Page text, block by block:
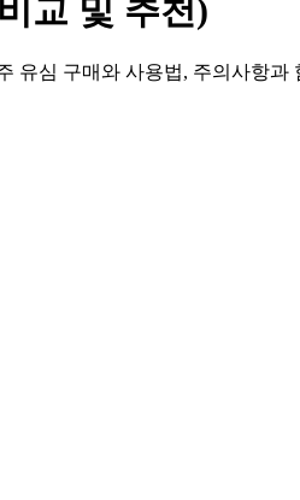
교 및 추천)
유심 구매와 사용법, 주의사항과